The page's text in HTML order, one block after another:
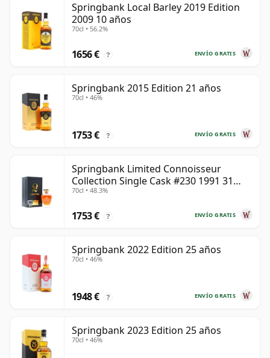
Springbank Local Barley 2019 Edition
2009 10 años
70cl • 56.2%
ENVÍO GRATIS
1656 € ?
Springbank 2015 Edition 21 años
70cl • 46%
ENVÍO GRATIS
1753 € ?
Springbank Limited Connoisseur
Collection Single Cask #230 1991 31
años
70cl • 48.3%
ENVÍO GRATIS
1753 € ?
Springbank 2022 Edition 25 años
70cl • 46%
ENVÍO GRATIS
1948 € ?
Springbank 2023 Edition 25 años
70cl • 46%